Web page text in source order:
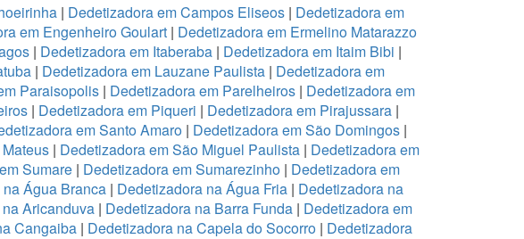
| Dedetizadora em Campos Eliseos | Dedetizadora em
em Engenheiro Goulart | Dedetizadora em Ermelino Matarazzo
| Dedetizadora em Itaberaba | Dedetizadora em Itaim Bibi |
| Dedetizadora em Lauzane Paulista | Dedetizadora em
Paraisopolis | Dedetizadora em Parelheiros | Dedetizadora em
| Dedetizadora em Piqueri | Dedetizadora em Pirajussara |
em Santo Amaro| Dedetizadora em São Domingos|
| Dedetizadora em São Miguel Paulista| Dedetizadora em
Sumare | Dedetizadora em Sumarezinho | Dedetizadora em
Água Branca| Dedetizadora na Água Fria| Dedetizadora na
Aricanduva | Dedetizadora na Barra Funda | Dedetizadora em
Cangaiba| Dedetizadora na Capela do Socorro | Dedetizadora